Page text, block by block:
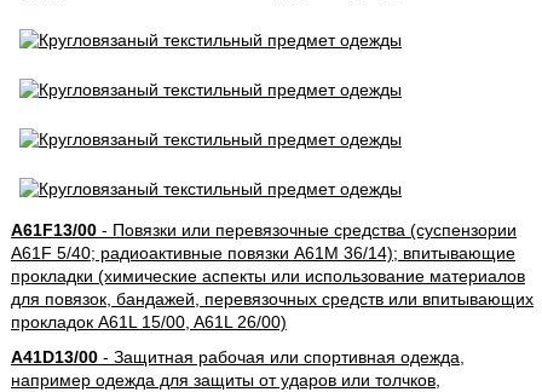
A61F13/00- Повязки или перевязочные средства (суспензории
A61F 5/40; радиоактивные повязки A61M 36/14); впитывающие
прокладки (химические аспекты или использование материалов
для повязок, бандажей, перевязочных средств или впитывающих
прокладок A61L 15/00, A61L 26/00)
A41D13/00- Защитная рабочая или спортивная одежда,
например одежда для защиты от ударов или толчков,